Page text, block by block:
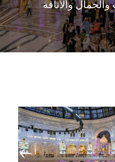
والأناقة